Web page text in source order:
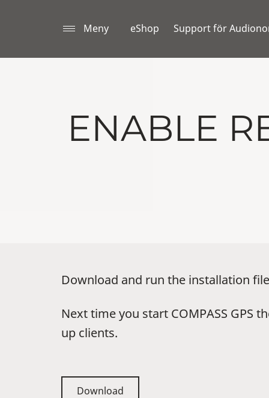
Meny eShop Support för
ENABLE
Download and run the installation
Next time you start COMPASS GPS
up clients.
Download